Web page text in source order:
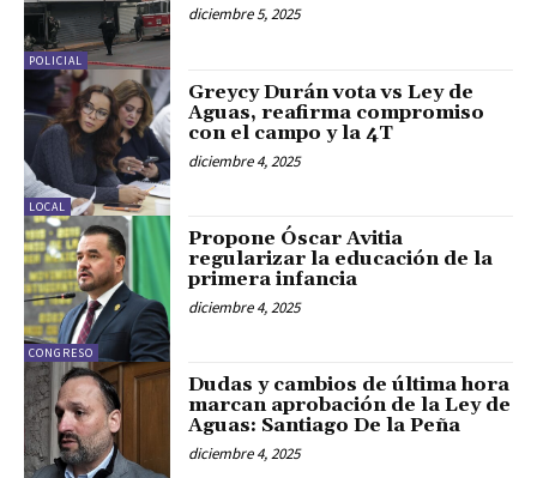
POLICIAL
diciembre 5, 2025
LOCAL
Greycy Durán vota vs Ley de
Aguas, reafirma compromiso
con el campo y la 4T
diciembre 4, 2025
CONGRESO
Propone Óscar Avitia
regularizar la educación de la
primera infancia
diciembre 4, 2025
Dudas y cambios de última hora
marcan aprobación de la Ley de
Aguas: Santiago De la Peña
diciembre 4, 2025